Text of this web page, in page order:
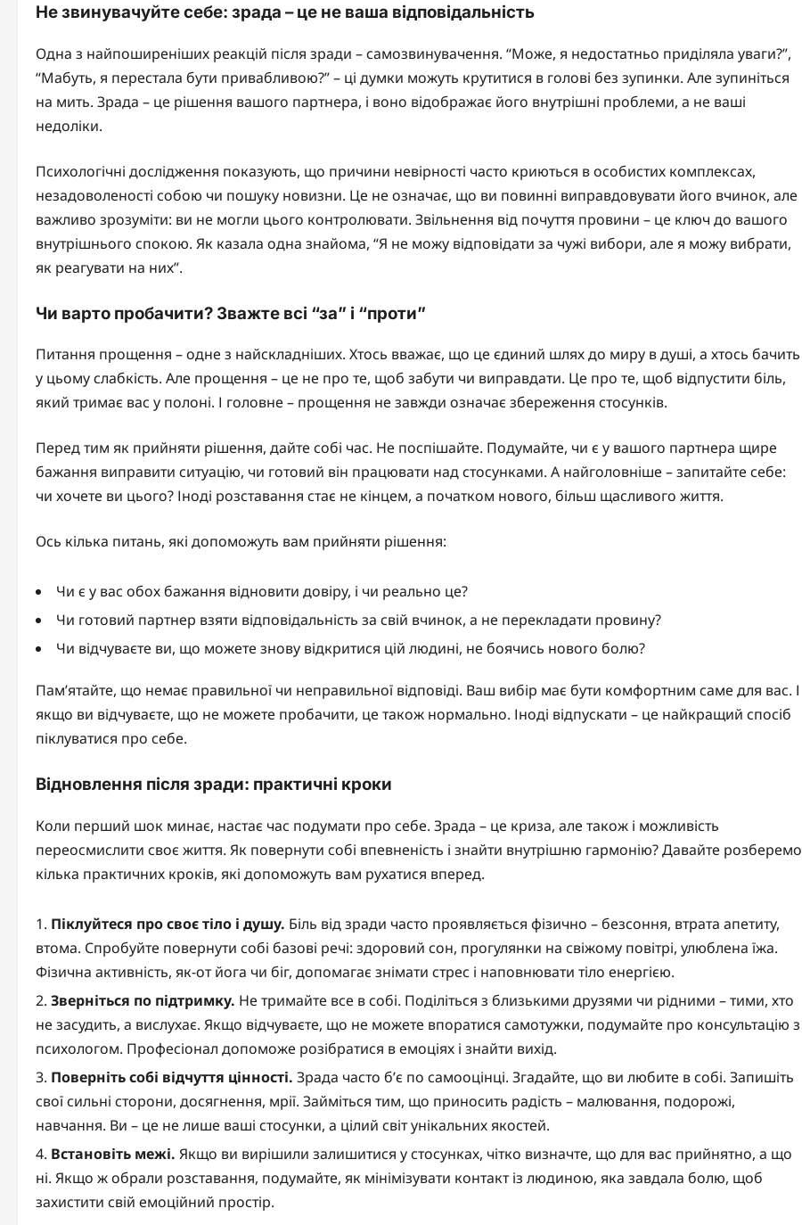
Не звинувачуйте себе: зрада – це не ваша відповідальність
Одна з найпоширеніших реакцій після зради – самозвинувачення. “Може, я недостатньо приділяла уваги?”,
“Мабуть, я перестала бути привабливою?” – ці думки можуть крутитися в голові без зупинки. Але зупиніться
на мить. Зрада – це рішення вашого партнера, і воно відображає його внутрішні проблеми, а не ваші
недоліки.
Психологічні дослідження показують, що причини невірності часто криються в особистих комплексах,
незадоволеності собою чи пошуку новизни. Це не означає, що ви повинні виправдовувати його вчинок, але
важливо зрозуміти: ви не могли цього контролювати. Звільнення від почуття провини – це ключ до вашого
внутрішнього спокою. Як казала одна знайома, “Я не можу відповідати за чужі вибори, але я можу вибрати,
як реагувати на них”.
Чи варто пробачити? Зважте всі “за” і “проти”
Питання прощення – одне з найскладніших. Хтось вважає, що це єдиний шлях до миру в душі, а хтось бачить
у цьому слабкість. Але прощення – це не про те, щоб забути чи виправдати. Це про те, щоб відпустити біль,
який тримає вас у полоні. І головне – прощення не завжди означає збереження стосунків.
Перед тим як прийняти рішення, дайте собі час. Не поспішайте. Подумайте, чи є у вашого партнера щире
бажання виправити ситуацію, чи готовий він працювати над стосунками. А найголовніше – запитайте себе:
чи хочете ви цього? Іноді розставання стає не кінцем, а початком нового, більш щасливого життя.
Ось кілька питань, які допоможуть вам прийняти рішення:
Чи є у вас обох бажання відновити довіру, і чи реально це?
Чи готовий партнер взяти відповідальність за свій вчинок, а не перекладати провину?
Чи відчуваєте ви, що можете знову відкритися цій людині, не боячись нового болю?
Пам’ятайте, що немає правильної чи неправильної відповіді. Ваш вибір має бути комфортним саме для вас. І
якщо ви відчуваєте, що не можете пробачити, це також нормально. Іноді відпускати – це найкращий спосіб
піклуватися про себе.
Відновлення після зради: практичні кроки
Коли перший шок минає, настає час подумати про себе. Зрада – це криза, але також і можливість
переосмислити своє життя. Як повернути собі впевненість і знайти внутрішню гармонію? Давайте розберемо
кілька практичних кроків, які допоможуть вам рухатися вперед.
Піклуйтеся про своє тіло і душу. Біль від зради часто проявляється фізично – безсоння, втрата апетиту,
втома. Спробуйте повернути собі базові речі: здоровий сон, прогулянки на свіжому повітрі, улюблена їжа.
Фізична активність, як-от йога чи біг, допомагає знімати стрес і наповнювати тіло енергією.
Зверніться по підтримку. Не тримайте все в собі. Поділіться з близькими друзями чи рідними – тими, хто
не засудить, а вислухає. Якщо відчуваєте, що не можете впоратися самотужки, подумайте про консультацію з
психологом. Професіонал допоможе розібратися в емоціях і знайти вихід.
Поверніть собі відчуття цінності. Зрада часто б’є по самооцінці. Згадайте, що ви любите в собі. Запишіть
свої сильні сторони, досягнення, мрії. Займіться тим, що приносить радість – малювання, подорожі,
навчання. Ви – це не лише ваші стосунки, а цілий світ унікальних якостей.
Встановіть межі. Якщо ви вирішили залишитися у стосунках, чітко визначте, що для вас прийнятно, а що
ні. Якщо ж обрали розставання, подумайте, як мінімізувати контакт із людиною, яка завдала болю, щоб
захистити свій емоційний простір.